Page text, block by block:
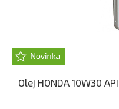
Olej HONDA 10W30